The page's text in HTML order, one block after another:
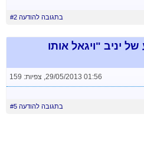
בתגובה להודעה #2
של יניב "ויגאל אותו
29/05/2013 01:56
, צפיות: 159
בתגובה להודעה #5